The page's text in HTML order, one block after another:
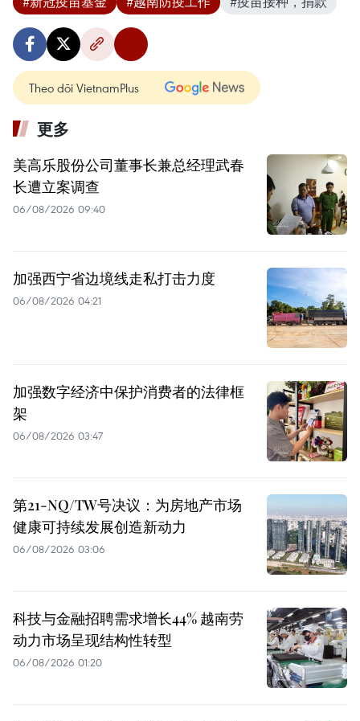
Theo dõi VietnamPlus
更多
美高乐股份公司董事长兼总经理武春
长遭立案调查
06/08/2026 09:40
加强西宁省边境线走私打击力度
06/08/2026 04:21
加强数字经济中保护消费者的法律框
架
06/08/2026 03:47
第21-NQ/TW号决议：为房地产市场
健康可持续发展创造新动力
06/08/2026 03:06
科技与金融招聘需求增长44% 越南劳
动力市场呈现结构性转型
06/08/2026 01:20